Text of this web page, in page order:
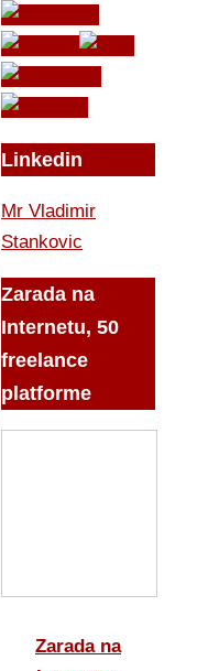
Linkedin
Mr Vladimir
Stankovic
Zarada na
Internetu, 50
freelance
platforme
Zarada na